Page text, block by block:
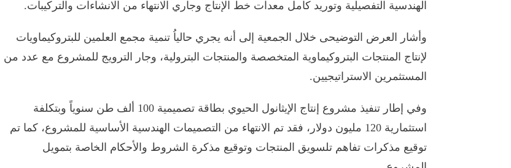
الهندسية التفصيلية وتوريد كامل معدات خط الإنتاج وجاري الانتهاء من الانشاءات والتركيبات.
وأشار العرض التوضيحى خلال الجمعية إلى أنه يجري حالياُ تنمية مجمع العلمين للبتروكيماويات
لإنتاج المنتجات البتروكيماوية المتخصصة والمنتجات البترولية، وجار الترويج للمشروع مع عدد من
المستثمرين الاستراتيجيين.
وفي إطار تنفيذ مشروع إنتاج الإيثانول الحيوي بطاقة تصميمية 100 ألف طن سنوياً وبتكلفة
استثمارية 120 مليون دولار، فقد تم الانتهاء من التصميمات الهندسية الأساسية للمشروع، كما تم
توقيع مذكرات تفاهم تلسويق المنتجات وتوقيع مذكرة الشروط والأحكام الخاصة بتمويل